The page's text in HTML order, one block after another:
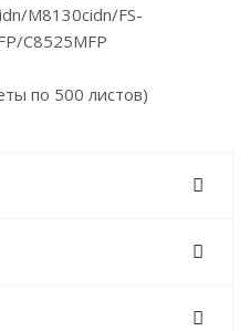
M8130cidn/FS-
C8525MFP
по 500 листов)